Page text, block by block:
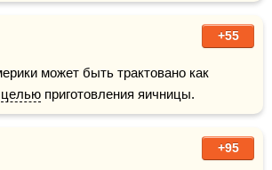
+55
может быть трактовано как
целью приготовления яичницы.
+95